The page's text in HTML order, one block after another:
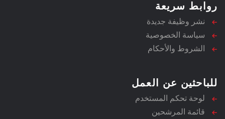
روابط سريعة
نشر وظيفة جديدة
سياسة الخصوصية
الشروط والأحكام
للباحثين عن العمل
لوحة تحكم المستخدم
قائمة المرشحين